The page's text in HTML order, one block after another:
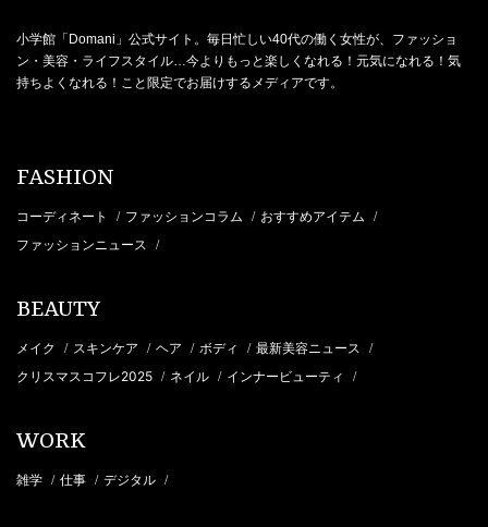
小学館「Domani」公式サイト。毎日忙しい40代の働く女性が、ファッショ
ン・美容・ライフスタイル…今よりもっと楽しくなれる！元気になれる！気
持ちよくなれる！こと限定でお届けするメディアです。
FASHION
コーディネート / ファッションコラム / おすすめアイテム /
ファッションニュース /
BEAUTY
メイク / スキンケア / ヘア / ボディ / 最新美容ニュース /
クリスマスコフレ2025 / ネイル / インナービューティ /
WORK
雑学 / 仕事 / デジタル /